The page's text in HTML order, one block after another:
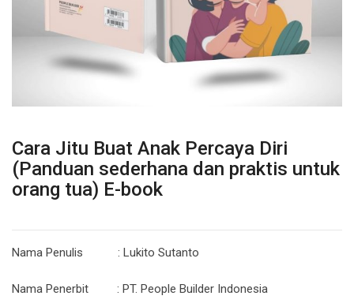
Cara Jitu Buat Anak Percaya Diri
(Panduan sederhana dan praktis untuk
orang tua) E-book
Nama Penulis : Lukito Sutanto
Nama Penerbit : PT. People Builder Indonesia